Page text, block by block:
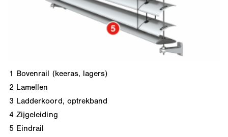
1 Bovenrail (keeras, lagers)
2 Lamellen
3 Ladderkoord, optrekband
4 Zijgeleiding
5 Eindrail